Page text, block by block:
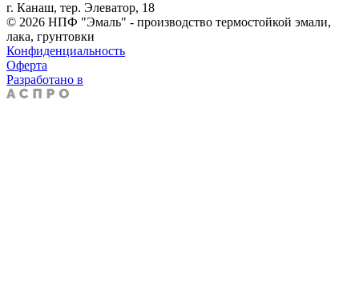
г. Канаш, тер. Элеватор, 18
© 2026 НПФ "Эмаль" - производство термостойкой эмали,
лака, грунтовки
Конфиденциальность
Оферта
Разработано в